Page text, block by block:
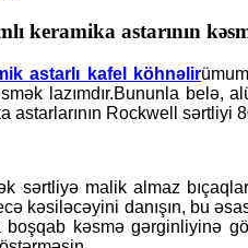
keramika astarının
astarlı kafel köhnəlir
lazımdır.Bununla belə,
astarlarının Rockwell sərtliyi
sərtliyə malik almaz
kəsiləcəyini danışın, bu
kəsmə gərginliyinə